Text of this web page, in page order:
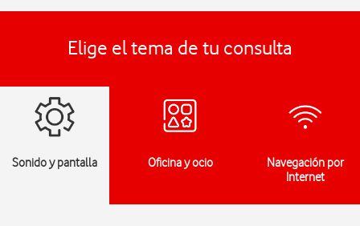
Elige el tema de tu consulta
Sonido y pantalla Oficina y ocio
Navegación por
Internet